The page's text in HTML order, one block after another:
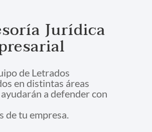
Jurídica
de Letrados
en distintas áreas
a defender con
de tu empresa.